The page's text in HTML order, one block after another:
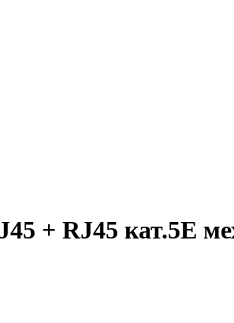
+ RJ45 кат.5E